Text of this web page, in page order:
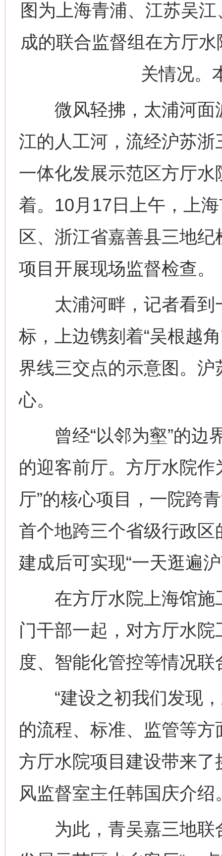
图为上海青浦、江苏吴
成的联合监督组在方厅
关情况。
微风轻拂，太浦河面
江的人工河，流经沪苏
一体化发展示范区方厅
着。10月17日上午，上
区、浙江省嘉善县三地
项目开展现场监督检查。
太浦河畔，记者看到
标，上边镌刻着“吴根越
界线三交点的示意图。
心。
曾经“以邻为壑”的边
的迎客前厅。方厅水院
厅”的核心项目，一院跨
首个地跨三个省级行政
建成后可实现“一天逛遍
在方厅水院上海馆施
门干部一起，对方厅水
度、智能化管控等情况
“建设之初我们发现，
的流程、标准、监管等
方厅水院项目建设带来了
风监督室主任韩国庆介绍
为此，青吴嘉三地联